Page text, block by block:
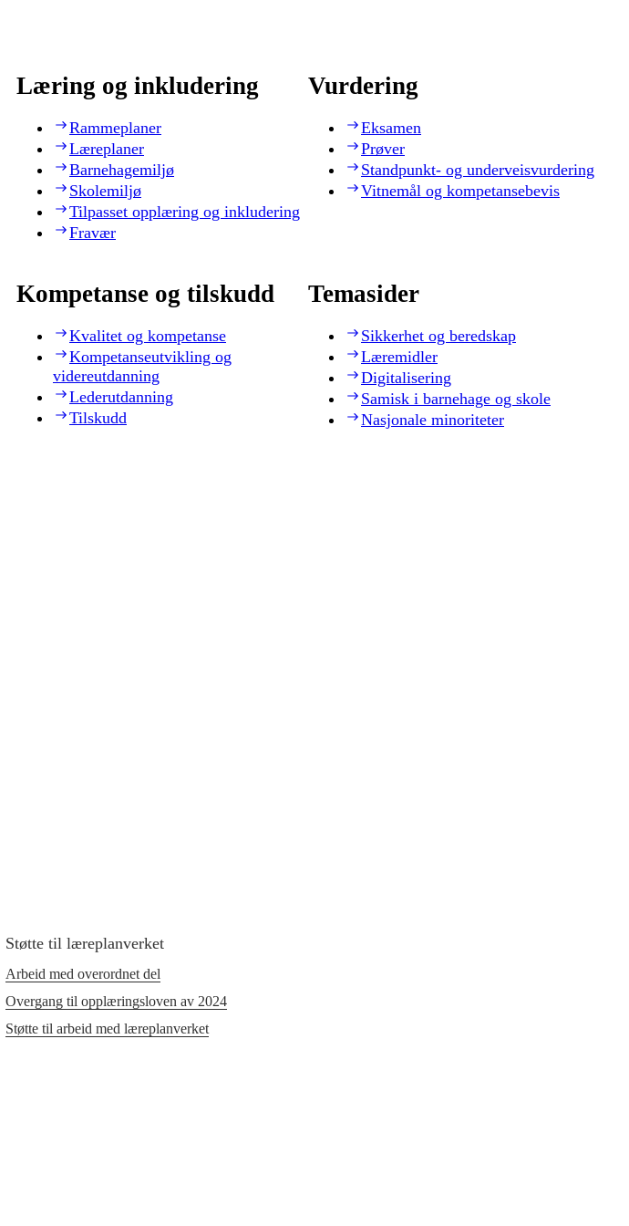
Læring og inkludering
Rammeplaner
Læreplaner
Barnehagemiljø
Skolemiljø
Tilpasset opplæring og inkludering
Fravær
Vurdering
Eksamen
Prøver
Standpunkt- og underveisvurdering
Vitnemål og kompetansebevis
Kompetanse og tilskudd
Kvalitet og kompetanse
Kompetanseutvikling og
videreutdanning
Lederutdanning
Tilskudd
Temasider
Sikkerhet og beredskap
Læremidler
Digitalisering
Samisk i barnehage og skole
Nasjonale minoriteter
Støtte til læreplanverket
Arbeid med overordnet del
Overgang til opplæringsloven av 2024
Støtte til arbeid med læreplanverket